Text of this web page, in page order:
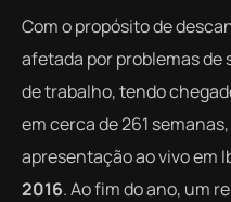
Com o propósito de
afetada por problemas de
de trabalho, tendo
em cerca de 261
apresentação ao vivo em
2016. Ao fim do ano, um